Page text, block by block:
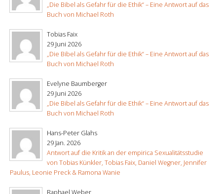
„Die Bibel als Gefahr für die Ethik“ – Eine Antwort auf das
Buch von Michael Roth
Tobias Faix
29 Juni 2026
„Die Bibel als Gefahr für die Ethik“ – Eine Antwort auf das
Buch von Michael Roth
Evelyne Baumberger
29 Juni 2026
„Die Bibel als Gefahr für die Ethik“ – Eine Antwort auf das
Buch von Michael Roth
Hans-Peter Glahs
29 Jan. 2026
Antwort auf die Kritik an der empirica Sexualitätsstudie
von Tobias Künkler, Tobias Faix, Daniel Wegner, Jennifer
Paulus, Leonie Preck & Ramona Wanie
Raphael Weber